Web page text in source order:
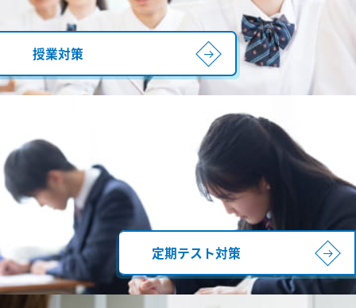
授業対策
定期テスト対策